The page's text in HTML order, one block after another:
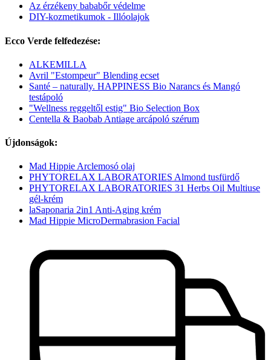
Az érzékeny bababőr védelme
DIY-kozmetikumok - Illóolajok
Ecco Verde felfedezése:
ALKEMILLA
Avril "Estompeur" Blending ecset
Santé – naturally. HAPPINESS Bio Narancs és Mangó
testápoló
"Wellness reggeltől estig" Bio Selection Box
Centella & Baobab Antiage arcápoló szérum
Újdonságok:
Mad Hippie Arclemosó olaj
PHYTORELAX LABORATORIES Almond tusfürdő
PHYTORELAX LABORATORIES 31 Herbs Oil Multiuse
gél-krém
laSaponaria 2in1 Anti-Aging krém
Mad Hippie MicroDermabrasion Facial